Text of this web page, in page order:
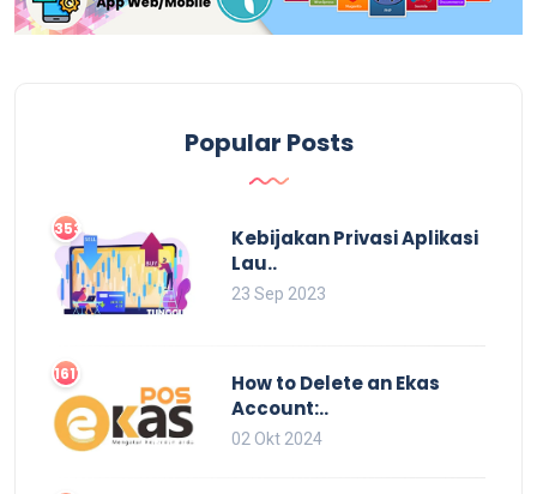
Popular Posts
3537
Kebijakan Privasi Aplikasi
Lau..
23 Sep 2023
1611
How to Delete an Ekas
Account:..
02 Okt 2024